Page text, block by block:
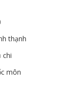
thạnh
chi
môn